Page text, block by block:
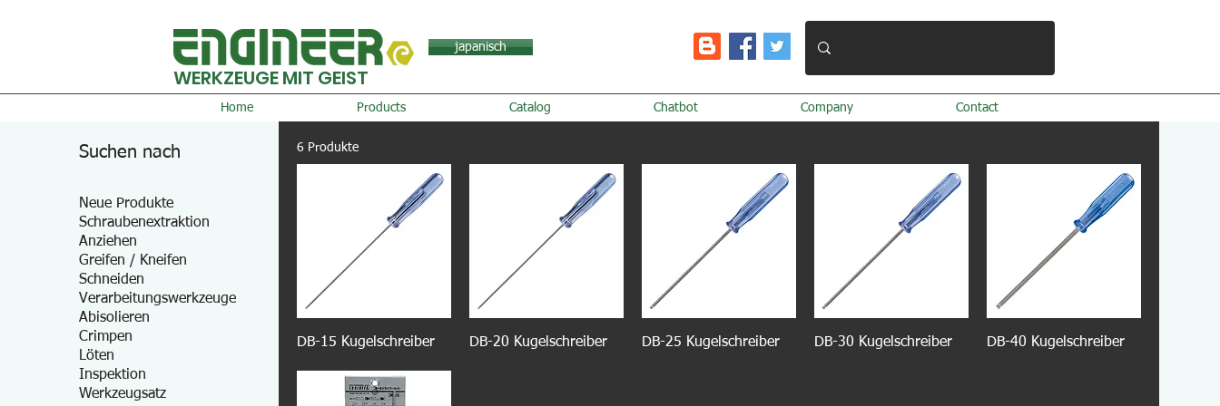
japanisch
WERKZEUGE MIT GEIST
Home Products Catalog Chatbot Company Contact
Suchen nach
Neue Produkte
Schraubenextraktion
Anziehen
Greifen / Kneifen
Schneiden
Verarbeitungswerkzeuge
Abisolieren
Crimpen
Löten
Inspektion
Werkzeugsatz
6 Produkte
DB-15 Kugelschreiber DB-20 Kugelschreiber DB-25 Kugelschreiber DB-30 Kugelschreiber DB-40 Kugelschreiber